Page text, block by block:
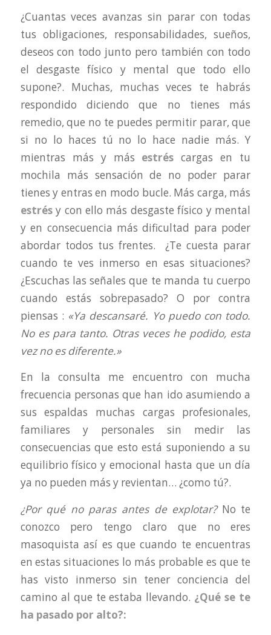
¿Cuantas veces avanzas sin parar con todas
tus obligaciones, responsabilidades, sueños,
deseos con todo junto pero también con todo
el desgaste físico y mental que todo ello
supone?. Muchas, muchas veces te habrás
respondido diciendo que no tienes más
remedio, que no te puedes permitir parar, que
si no lo haces tú no lo hace nadie más. Y
mientras más y más estrés cargas en tu
mochila más sensación de no poder parar
tienes y entras en modo bucle. Más carga, más
estrésy con ello más desgaste físico y mental
y en consecuencia más dificultad para poder
abordar todos tus frentes. ¿Te cuesta parar
cuando te ves inmerso en esas situaciones?
¿Escuchas las señales que te manda tu cuerpo
cuando estás sobrepasado? O por contra
piensas : «Ya descansaré. Yo puedo con todo.
No es para tanto. Otras veces he podido, esta
vez no es diferente.»
En la consulta me encuentro con mucha
frecuencia personas que han ido asumiendo a
sus espaldas muchas cargas profesionales,
familiares y personales sin medir las
consecuencias que esto está suponiendo a su
equilibrio físico y emocional hasta que un día
ya no pueden más y revientan… ¿como tú?.
¿Por qué no paras antes de explotar?No te
conozco pero tengo claro que no eres
masoquista así es que cuando te encuentras
en estas situaciones lo más probable es que te
has visto inmerso sin tener conciencia del
camino al que te estaba llevando. ¿Qué se te
ha pasado por alto?: